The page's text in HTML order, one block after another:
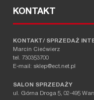
KONTAKT
KONTAKT/ SPRZEDAŻ
Marcin Ciećwierz
tel. 730353700
E-mail: sklep@ect.net.pl
SALON SPRZEDAŻY
ul. Górna Droga 5, 02-495